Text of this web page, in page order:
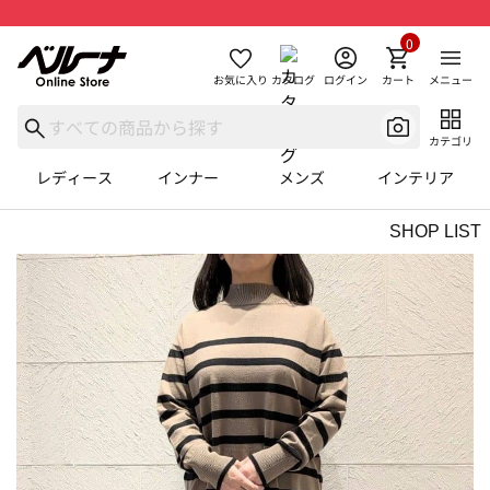
お気に入り カタログ ログイン カート
0
メニュー
カテゴリ
レディース インナー メンズ インテリア
SHOP LIST